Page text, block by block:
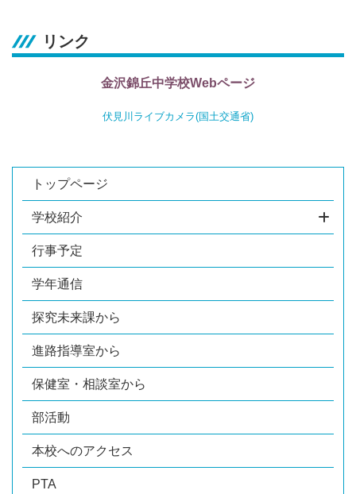
リンク
金沢錦丘中学校Webページ
伏見川ライブカメラ(国土交通省)
トップページ
学校紹介
行事予定
学年通信
探究未来課から
進路指導室から
保健室・相談室から
部活動
本校へのアクセス
PTA